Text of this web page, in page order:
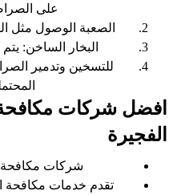
على
الصعبة الوصول مثل
البخار الساخن:
للتسخين وتدمير
افضل شركات
الفجيرة
شركات مكافحة
تقدم خدمات مكافحة